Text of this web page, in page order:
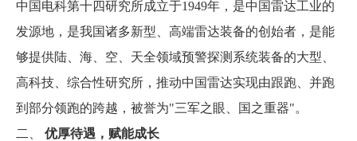
中国电科第十四研究所成立于1949年，是中国雷达工业的
发源地，是我国诸多新型、高端雷达装备的创始者，是能
够提供陆、海、空、天全领域预警探测系统装备的大型、
高科技、综合性研究所，推动中国雷达实现由跟跑、并跑
到部分领跑的跨越，被誉为"三军之眼、国之重器"。
二、 优厚待遇，赋能成长